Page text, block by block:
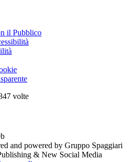
il Pubblico
volte
and powered by Gruppo Spaggiari
& New Social Media